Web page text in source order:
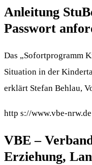
Anleitung
Passwort
Das „Sofortprogramm
Situation in der
erklärt Stefan Behlau,
http s://www.vbe-nrw.de
VBE –
Erziehung,